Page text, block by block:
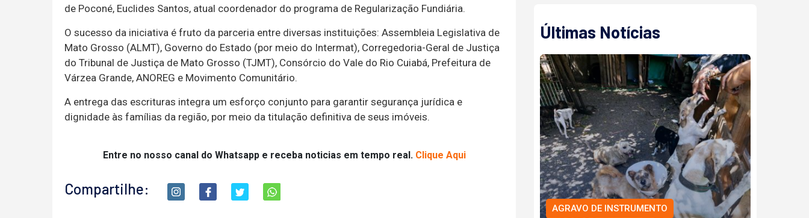
de Poconé, Euclides Santos, atual coordenador do programa de Regularização Fundiária.
O sucesso da iniciativa é fruto da parceria entre diversas instituições: Assembleia Legislativa de
Mato Grosso (ALMT), Governo do Estado (por meio do Intermat), Corregedoria-Geral de Justiça
do Tribunal de Justiça de Mato Grosso (TJMT), Consórcio do Vale do Rio Cuiabá, Prefeitura de
Várzea Grande, ANOREG e Movimento Comunitário.
A entrega das escrituras integra um esforço conjunto para garantir segurança jurídica e
dignidade às famílias da região, por meio da titulação definitiva de seus imóveis.
Entre no nosso canal do Whatsapp e receba noticias em tempo real. Clique Aqui
Compartilhe:
Últimas Notícias
AGRAVO DE INSTRUMENTO